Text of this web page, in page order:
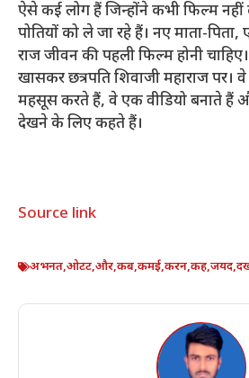
ऐसे कई लोग हैं जिन्होंने कभी फिल्म
पोतियों को ले जा रहे हैं। नए माता-
राज जीवन की पहली फिल्म होनी
खासकर छत्रपति शिवाजी महाराज
महसूस करते हैं, वे एक वीडियो बनाते
देखने के लिए कहते हैं।
Source link
अभनत,ओटट,और,कब,कमई,करन,कह,जयद,